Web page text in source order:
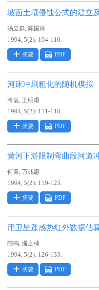
坡面土壤侵蚀公式的建立
汤立群, 陈国祥
1994, 5(2): 104-110.
摘要 PDF
河床冲刷粗化的随机模拟
冷魁, 王明甫
1994, 5(2): 111-118.
摘要 PDF
黄河下游限制弯曲段河道
何青, 万兆惠
1994, 5(2): 119-125.
摘要 PDF
用卫星遥感热红外数据估
陈鸣, 潘之棣
1994, 5(2): 126-133.
摘要 PDF